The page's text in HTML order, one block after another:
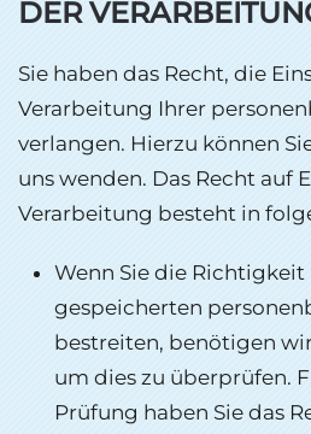
DER
Sie haben das Recht, die
Verarbeitung Ihrer
verlangen. Hierzu können
uns wenden. Das Recht auf
Verarbeitung besteht in
Wenn Sie die Richtigkeit
gespeicherten
bestreiten, benötigen
um dies zu überprüfen.
Prüfung haben Sie das